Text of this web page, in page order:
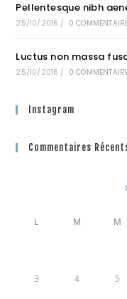
Pellentesque nibh
25/10/2016 / 0
Luctus non massa
25/10/2016 / 0
Instagram
Commentaires
L M M
3 4 5